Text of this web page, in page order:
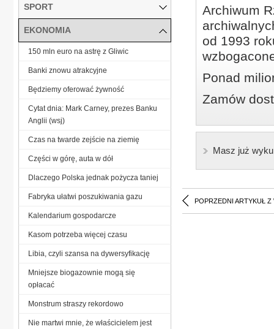
Archiwum
od 1993
Ponad
Zamów
Masz już
POPRZEDNI ARTYKUŁ Z
SPORT
EKONOMIA
150 mln euro na astrę z Gliwic
Banki znowu atrakcyjne
Będziemy oferować żywność
Cytat dnia: Mark Carney, prezes Banku
Anglii (wsj)
Czas na twarde zejście na ziemię
Części w górę, auta w dół
Dlaczego Polska jednak pożycza taniej
Fabryka ułatwi poszukiwania gazu
Kalendarium gospodarcze
Kasom potrzeba więcej czasu
Libia, czyli szansa na dywersyfikację
Mniejsze biogazownie mogą się
opłacać
Monstrum straszy rekordowo
Nie martwi mnie, że właścicielem jest